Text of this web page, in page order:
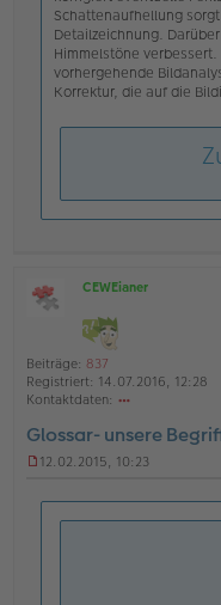
Schattenaufhellung
Detailzeichnung.
Himmelstöne
vorhergehende
Korrektur, die auf die
ff
n
e
CEWEianer
Beiträge: 837
Registriert: 14.07.2016, 12:28
Kontaktdaten:
nt
ak
Glossar- unsere
12.02.2015, 10:23